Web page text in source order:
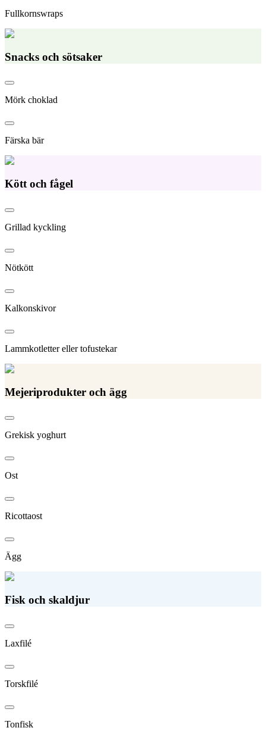
Fullkornswraps
Snacks och sötsaker
Mörk choklad
Färska bär
Kött och fågel
Grillad kyckling
Nötkött
Kalkonskivor
Lammkotletter eller tofustekar
Mejeriprodukter och ägg
Grekisk yoghurt
Ost
Ricottaost
Ägg
Fisk och skaldjur
Laxfilé
Torskfilé
Tonfisk